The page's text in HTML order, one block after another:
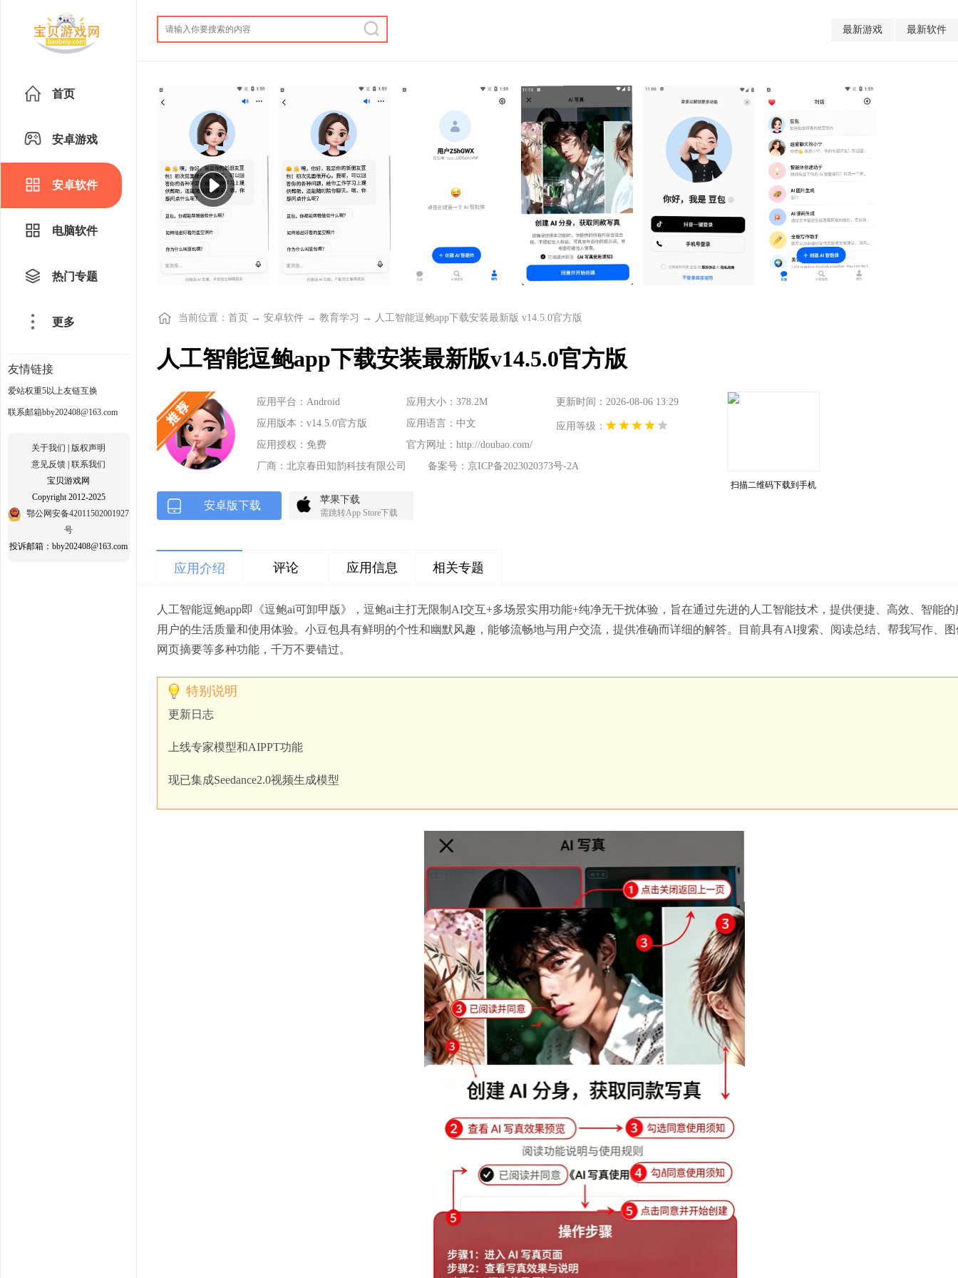
最新游戏 最新软件
首页
安卓游戏
安卓软件
电脑软件
热门专题
更多
友情链接
爱站权重5以上友链互换
联系邮箱bby202408@163.com
关于我们 | 版权声明
意见反馈 | 联系我们
宝贝游戏网
Copyright 2012-2025
鄂公网安备42011502001927
号
投诉邮箱：bby202408@163.com
当前位置： 首页 → 安卓软件 → 教育学习 → 人工智能逗鲍app下载安装最新版 v14.5.0官方版
人工智能逗鲍app下载安装最新版v14.5.0官方版
应用平台：Android 应用大小：378.2M
更新时间：2026-08-06 13:29
应用版本：v14.5.0官方版
应用语言：中文
应用等级：
应用授权：免费
官方网址： http://doubao.com/
厂商：北京春田知韵科技有限公司
备案号：京ICP备2023020373号-2A
扫描二维码下载到手机
安卓版下载 苹果下载
需跳转App Store下载
应用介绍 评论 应用信息 相关专题
人工智能逗鲍app即《逗鲍ai可卸甲版》，逗鲍ai主打无限制AI交互+多场景实用功能+纯净无干扰体验，旨在通过先进的人工智能技术，提供便捷、高效、智能
用户的生活质量和使用体验。小豆包具有鲜明的个性和幽默风趣，能够流畅地与用户交流，提供准确而详细的解答。目前具有AI搜索、阅读总结、帮我写作、
网页摘要等多种功能，千万不要错过。
更新日志
上线专家模型和AIPPT功能
现已集成Seedance2.0视频生成模型
特别说明